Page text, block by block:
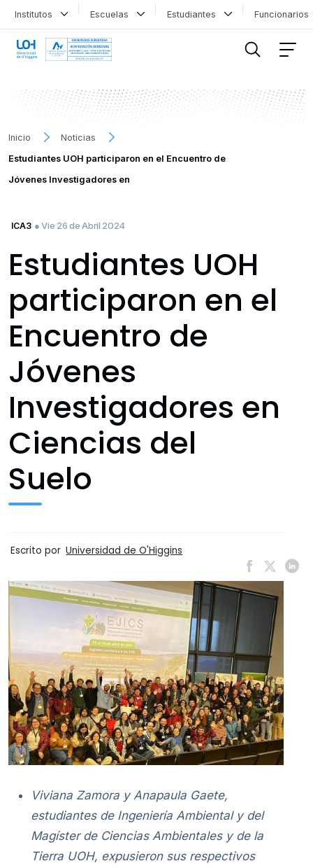
Institutos Escuelas Estudiantes
Inicio
Noticias
Estudiantes UOH participaron en el Encuentro de
Jóvenes Investigadores en
ICA3 ● Vie 26 de Abril 2024
Estudiantes UOH
participaron en el
Encuentro de
Jóvenes
Investigadores en
Ciencias del
Suelo
Escrito por Universidad de O'Higgins
Viviana Zamora y Anapaula Gaete,
estudiantes de Ingeniería Ambiental y del
Magíster de Ciencias Ambientales y de la
Tierra UOH, expusieron sus respectivos